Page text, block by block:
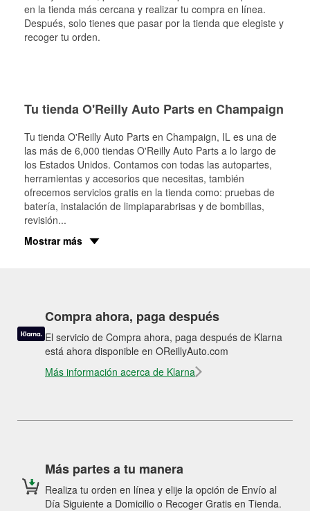
en la tienda más cercana y realizar tu compra en línea.
Después, solo tienes que pasar por la tienda que elegiste y
recoger tu orden.
Tu tienda O'Reilly Auto Parts en Champaign
Tu tienda O'Reilly Auto Parts en Champaign, IL es una de
las más de 6,000 tiendas O'Reilly Auto Parts a lo largo de
los Estados Unidos. Contamos con todas las autopartes,
herramientas y accesorios que necesitas, también
ofrecemos servicios gratis en la tienda como: pruebas de
batería, instalación de limpiaparabrisas y de bombillas,
revisión...
Mostrar más
Compra ahora, paga después
El servicio de Compra ahora, paga después de Klarna
está ahora disponible en OReillyAuto.com
Más información acerca de Klarna
Más partes a tu manera
Realiza tu orden en línea y elije la opción de Envío al
Día Siguiente a Domicilio o Recoger Gratis en Tienda.